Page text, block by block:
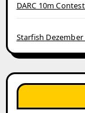
DARC 10m
Starfish Dezember